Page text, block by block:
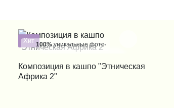
Хит 100%уникальные фото
КУПИТЬ В 1 КЛИК
Композиция в кашпо "Этническая
Африка 2"